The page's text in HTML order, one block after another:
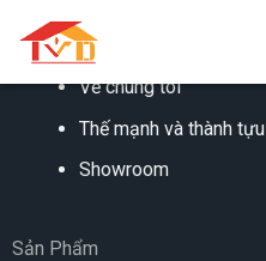
VỀ CHÚNG TÔI
Về chúng tôi
Thế mạnh và thành tựu
Showroom
Sản Phẩm